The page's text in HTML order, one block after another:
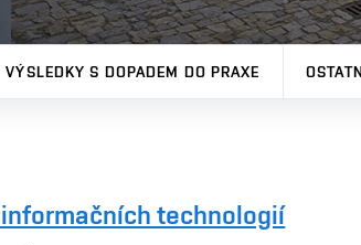
VÝSLEDKY S DOPADEM DO PRAXE
technologií